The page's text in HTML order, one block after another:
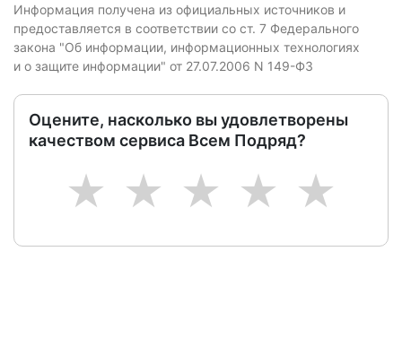
Информация получена из официальных источников и
предоставляется в соответствии со ст. 7 Федерального
закона "Об информации, информационных технологиях
и о защите информации" от 27.07.2006 N 149-ФЗ
Оцените, насколько вы удовлетворены
качеством сервиса Всем Подряд?
5
4
3
2
1